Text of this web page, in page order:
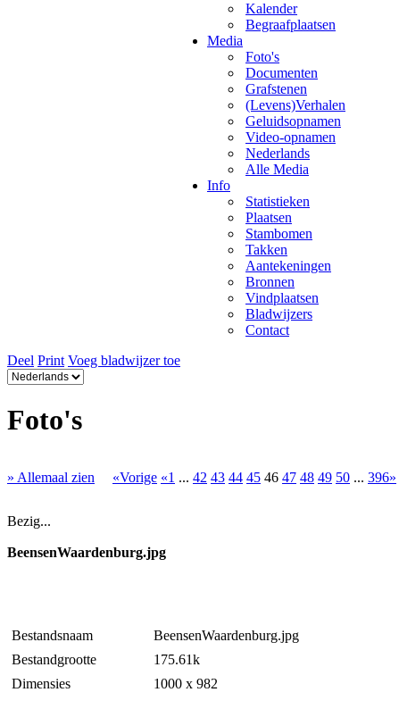
Kalender
Begraafplaatsen
Media
Foto's
Documenten
Grafstenen
(Levens)Verhalen
Geluidsopnamen
Video-opnamen
Nederlands
Alle Media
Info
Statistieken
Plaatsen
Stambomen
Takken
Aantekeningen
Bronnen
Vindplaatsen
Bladwijzers
Contact
Deel Print Voeg bladwijzer toe
Foto's
» Allemaal zien «Vorige «1 ... 42 43 44 45 46 47 48 49 50 ... 396»
Bezig...
BeensenWaardenburg.jpg
Bestandsnaam
BeensenWaardenburg.jpg
Bestandgrootte
175.61k
Dimensies
1000 x 982